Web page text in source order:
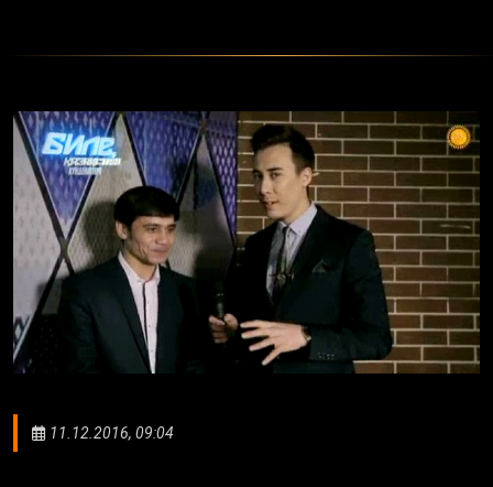
11.12.2016, 09:04